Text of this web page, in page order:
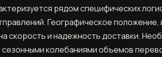
рядом специфических
Географическое положение,
скорость и надежность доставки.
колебаниями объемов